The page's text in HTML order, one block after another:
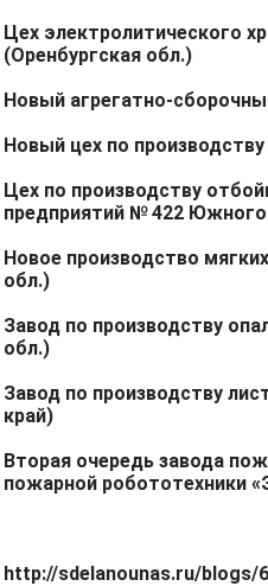
Цех электролитического
(Оренбургская обл.)
Новый агрегатно-
Новый цех по
Цех по производству
предприятий № 422 Южного
Новое производство
обл.)
Завод по производству
обл.)
Завод по производству
край)
Вторая очередь завода
пожарной робототехники
http://sdelanounas.ru/blogs/